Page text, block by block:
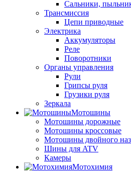
Сальники,
Трансмиссия
Цепи приводные
Электрика
Аккумуляторы
Реле
Поворотники
Органы управления
Рули
Грипсы руля
Грузики руля
Зеркала
Мотошины
Мотошины дорожные
Мотошины кроссовые
Мотошины двойного
Шины для ATV
Камеры
Мотохимия